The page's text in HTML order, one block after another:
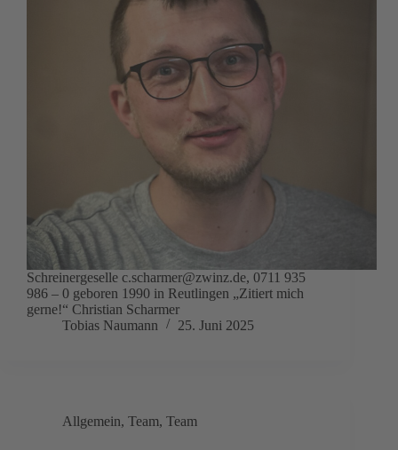
Schreinergeselle c.scharmer@zwinz.de, 0711 935
986 – 0 geboren 1990 in Reutlingen „Zitiert mich
gerne!“ Christian Scharmer
Tobias Naumann
25. Juni 2025
Allgemein, Team, Team